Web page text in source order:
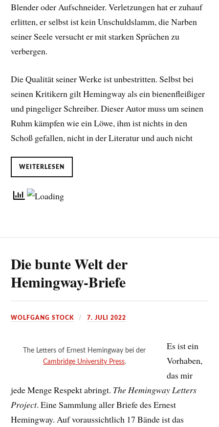
Blender oder Aufschneider. Verletzungen hat er zuhauf
erlitten, er selbst ist kein Unschuldslamm, die Narben
seiner Seele versucht er mit starken Sprüchen zu
verbergen.
Die Qualität seiner Werke ist unbestritten. Selbst bei
seinen Kritikern gilt Hemingway als ein bienenfleißiger
und pingeliger Schreiber. Dieser Autor muss um seinen
Ruhm kämpfen wie ein Löwe, ihm ist nichts in den
Schoß gefallen, nicht in der Literatur und auch nicht
WEITERLESEN
Die bunte Welt der
Hemingway-Briefe
WOLFGANG STOCK 7. JULI 2022
The Letters of Ernest Hemingway bei der
Cambridge University Press.
Es ist ein
Vorhaben,
das mir
jede Menge Respekt abringt. The Hemingway Letters
Project. Eine Sammlung aller Briefe des Ernest
Hemingway. Auf voraussichtlich 17 Bände ist das